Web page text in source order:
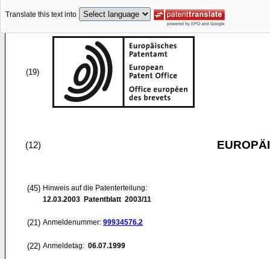
Translate this text into
(19)
(12)
(45) Hinweis auf die Patenterteilung:
12.03.2003 Patentblatt 2003/11
(21) Anmeldenummer: 99934576.2
(22) Anmeldetag: 06.07.1999